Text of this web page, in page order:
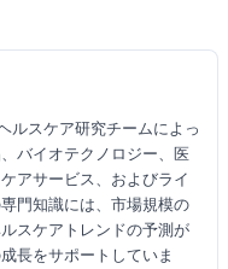
ルスケア研究チームによっ
バイオテクノロジー、医
アサービス、およびライ
門知識には、市場規模の
スケアトレンドの予測が
長をサポートしていま